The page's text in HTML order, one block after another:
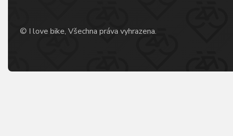
© I love bike, Všechna práva vyhrazena.